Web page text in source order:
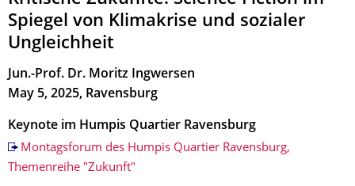
Spiegel von Klimakrise und sozialer
Ungleichheit
Jun.-Prof. Dr. Moritz Ingwersen
May 5, 2025, Ravensburg
Keynote im Humpis Quartier Ravensburg
Montagsforum des Humpis Quartier Ravensburg,
Themenreihe "Zukunft"